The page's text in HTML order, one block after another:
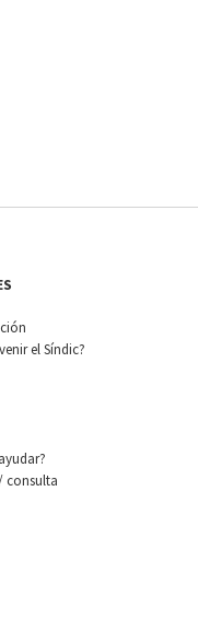
el Síndic?
consulta